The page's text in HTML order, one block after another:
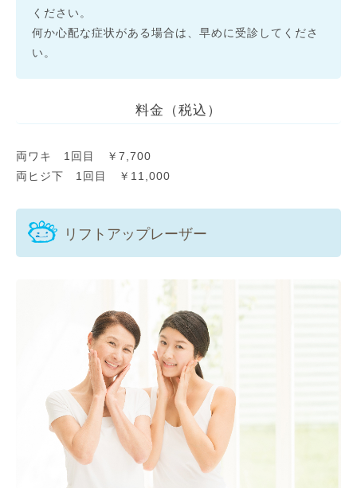
ください。
何か心配な症状がある場合は、早めに受診してくださ
い。
料金（税込）
両ワキ 1回目 ￥7,700
両ヒジ下 1回目 ￥11,000
リフトアップレーザー